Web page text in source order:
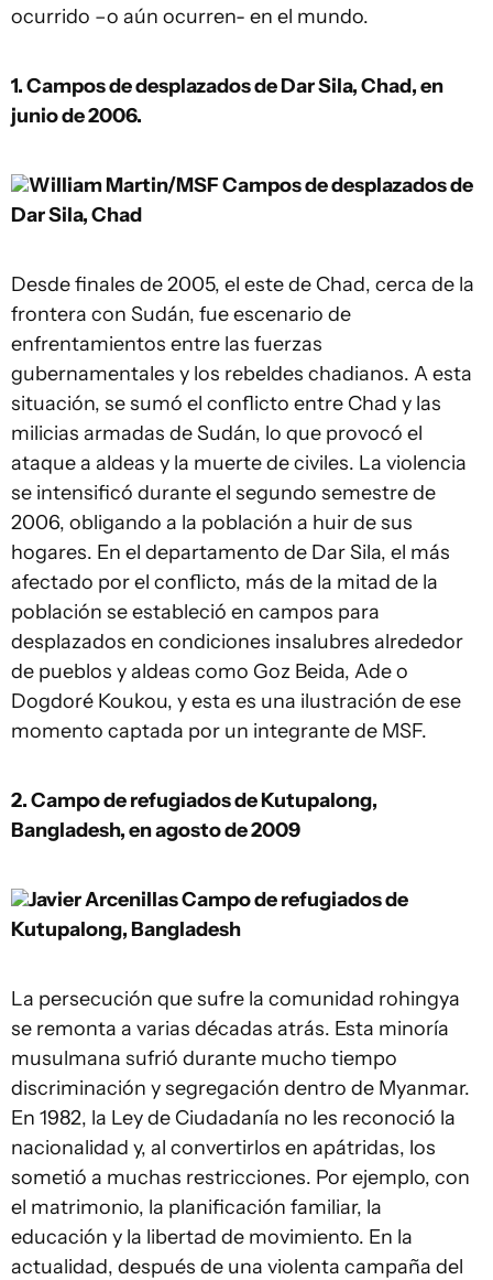
ocurrido –o aún ocurren- en el mundo.
1. Campos de desplazados de Dar Sila, Chad, en
junio de 2006.
William Martin/MSFCampos de desplazados de
Dar Sila, Chad
Desde finales de 2005, el este de Chad, cerca de la
frontera con Sudán, fue escenario de
enfrentamientos entre las fuerzas
gubernamentales y los rebeldes chadianos. A esta
situación, se sumó el conflicto entre Chad y las
milicias armadas de Sudán, lo que provocó el
ataque a aldeas y la muerte de civiles. La violencia
se intensificó durante el segundo semestre de
2006, obligando a la población a huir de sus
hogares. En el departamento de Dar Sila, el más
afectado por el conflicto, más de la mitad de la
población se estableció en campos para
desplazados en condiciones insalubres alrededor
de pueblos y aldeas como Goz Beida, Ade o
Dogdoré Koukou, y esta es una ilustración de ese
momento captada por un integrante de MSF.
2. Campo de refugiados de Kutupalong,
Bangladesh, en agosto de 2009
Javier ArcenillasCampo de refugiados de
Kutupalong, Bangladesh
La persecución que sufre la comunidad rohingya
se remonta a varias décadas atrás. Esta minoría
musulmana sufrió durante mucho tiempo
discriminación y segregación dentro de Myanmar.
En 1982, la Ley de Ciudadanía no les reconoció la
nacionalidad y, al convertirlos en apátridas, los
sometió a muchas restricciones. Por ejemplo, con
el matrimonio, la planificación familiar, la
educación y la libertad de movimiento. En la
actualidad, después de una violenta campaña del